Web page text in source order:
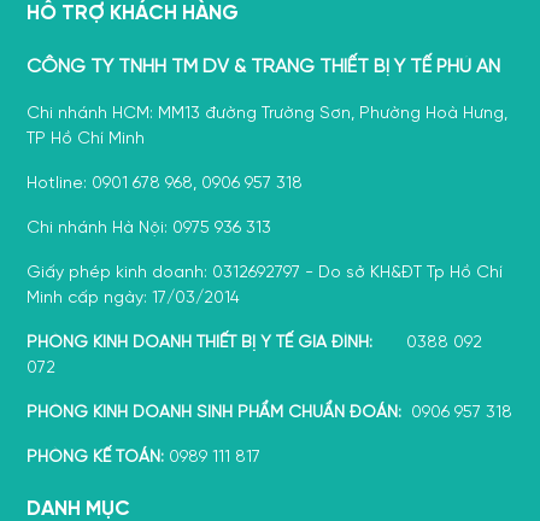
HỖ TRỢ KHÁCH HÀNG
CÔNG TY TNHH TM DV & TRANG THIẾT BỊ Y TẾ PHÚ AN
Chi nhánh HCM: MM13 đường Trường Sơn, Phường Hoà Hưng,
TP Hồ Chí Minh
Hotline: 0901 678 968, 0906 957 318
Chi nhánh Hà Nội: 0975 936 313
Giấy phép kinh doanh: 0312692797 - Do sở KH&ĐT Tp Hồ Chí
Minh cấp ngày: 17/03/2014
PHÒNG KINH DOANH THIẾT BỊ Y TẾ GIA ĐÌNH: 0388 092
072
PHÒNG KINH DOANH SINH PHẨM CHUẨN ĐOÁN: 0906 957 318
PHÒNG KẾ TOÁN: 0989 111 817
DANH MỤC